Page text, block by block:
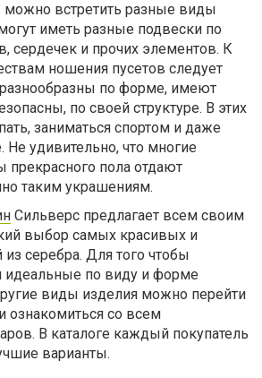
можно встретить разные виды
иметь разные подвески по
сердечек и прочих элементов. К
ношения пусетов следует
разнообразны по форме, имеют
по своей структуре. В этих
заниматься спортом и даже
Не удивительно, что многие
прекрасного пола отдают
таким украшениям.
Сильверс предлагает всем своим
выбор самых красивых и
серебра. Для того чтобы
идеальные по виду и форме
виды изделия можно перейти
ознакомиться со всем
В каталоге каждый покупатель
варианты.